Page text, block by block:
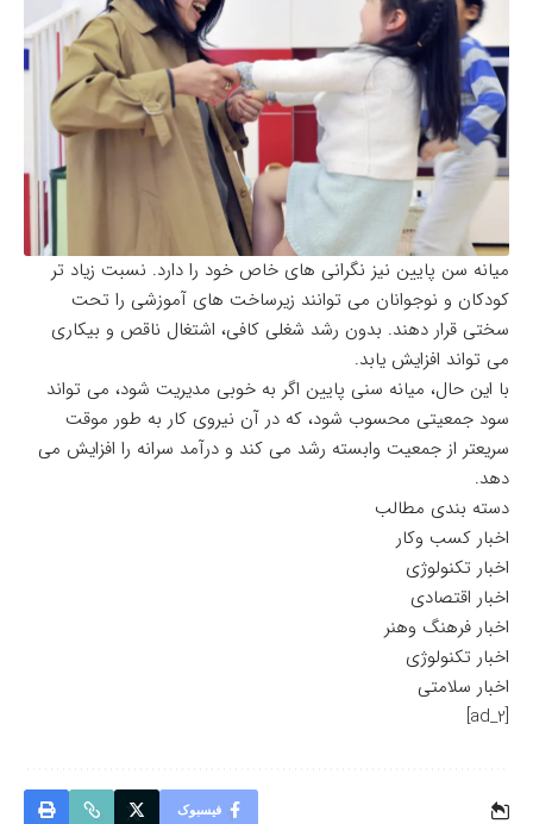
میانه سن ​​پایین نیز نگرانی های خاص خود را دارد. نسبت زیاد تر
کودکان و نوجوانان می توانند زیرساخت های آموزشی را تحت
سختی قرار دهند. بدون رشد شغلی کافی، اشتغال ناقص و بیکاری
می تواند افزایش یابد.
با این حال، میانه سنی پایین اگر به خوبی مدیریت شود، می تواند
سود جمعیتی محسوب شود، که در آن نیروی کار به طور موقت
سریعتر از جمعیت وابسته رشد می کند و درآمد سرانه را افزایش می
دهد.
دسته بندی مطالب
اخبار کسب وکار
اخبار تکنولوژی
اخبار اقتصادی
اخبار فرهنگ وهنر
اخبار تکنولوژی
اخبار سلامتی
[ad_2]
فیسبوک